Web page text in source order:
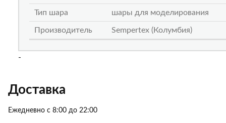
Тип шара шары для моделирования
Производитель Sempertex (Колумбия)
-
Доставка
Ежедневно с 8:00 до 22:00